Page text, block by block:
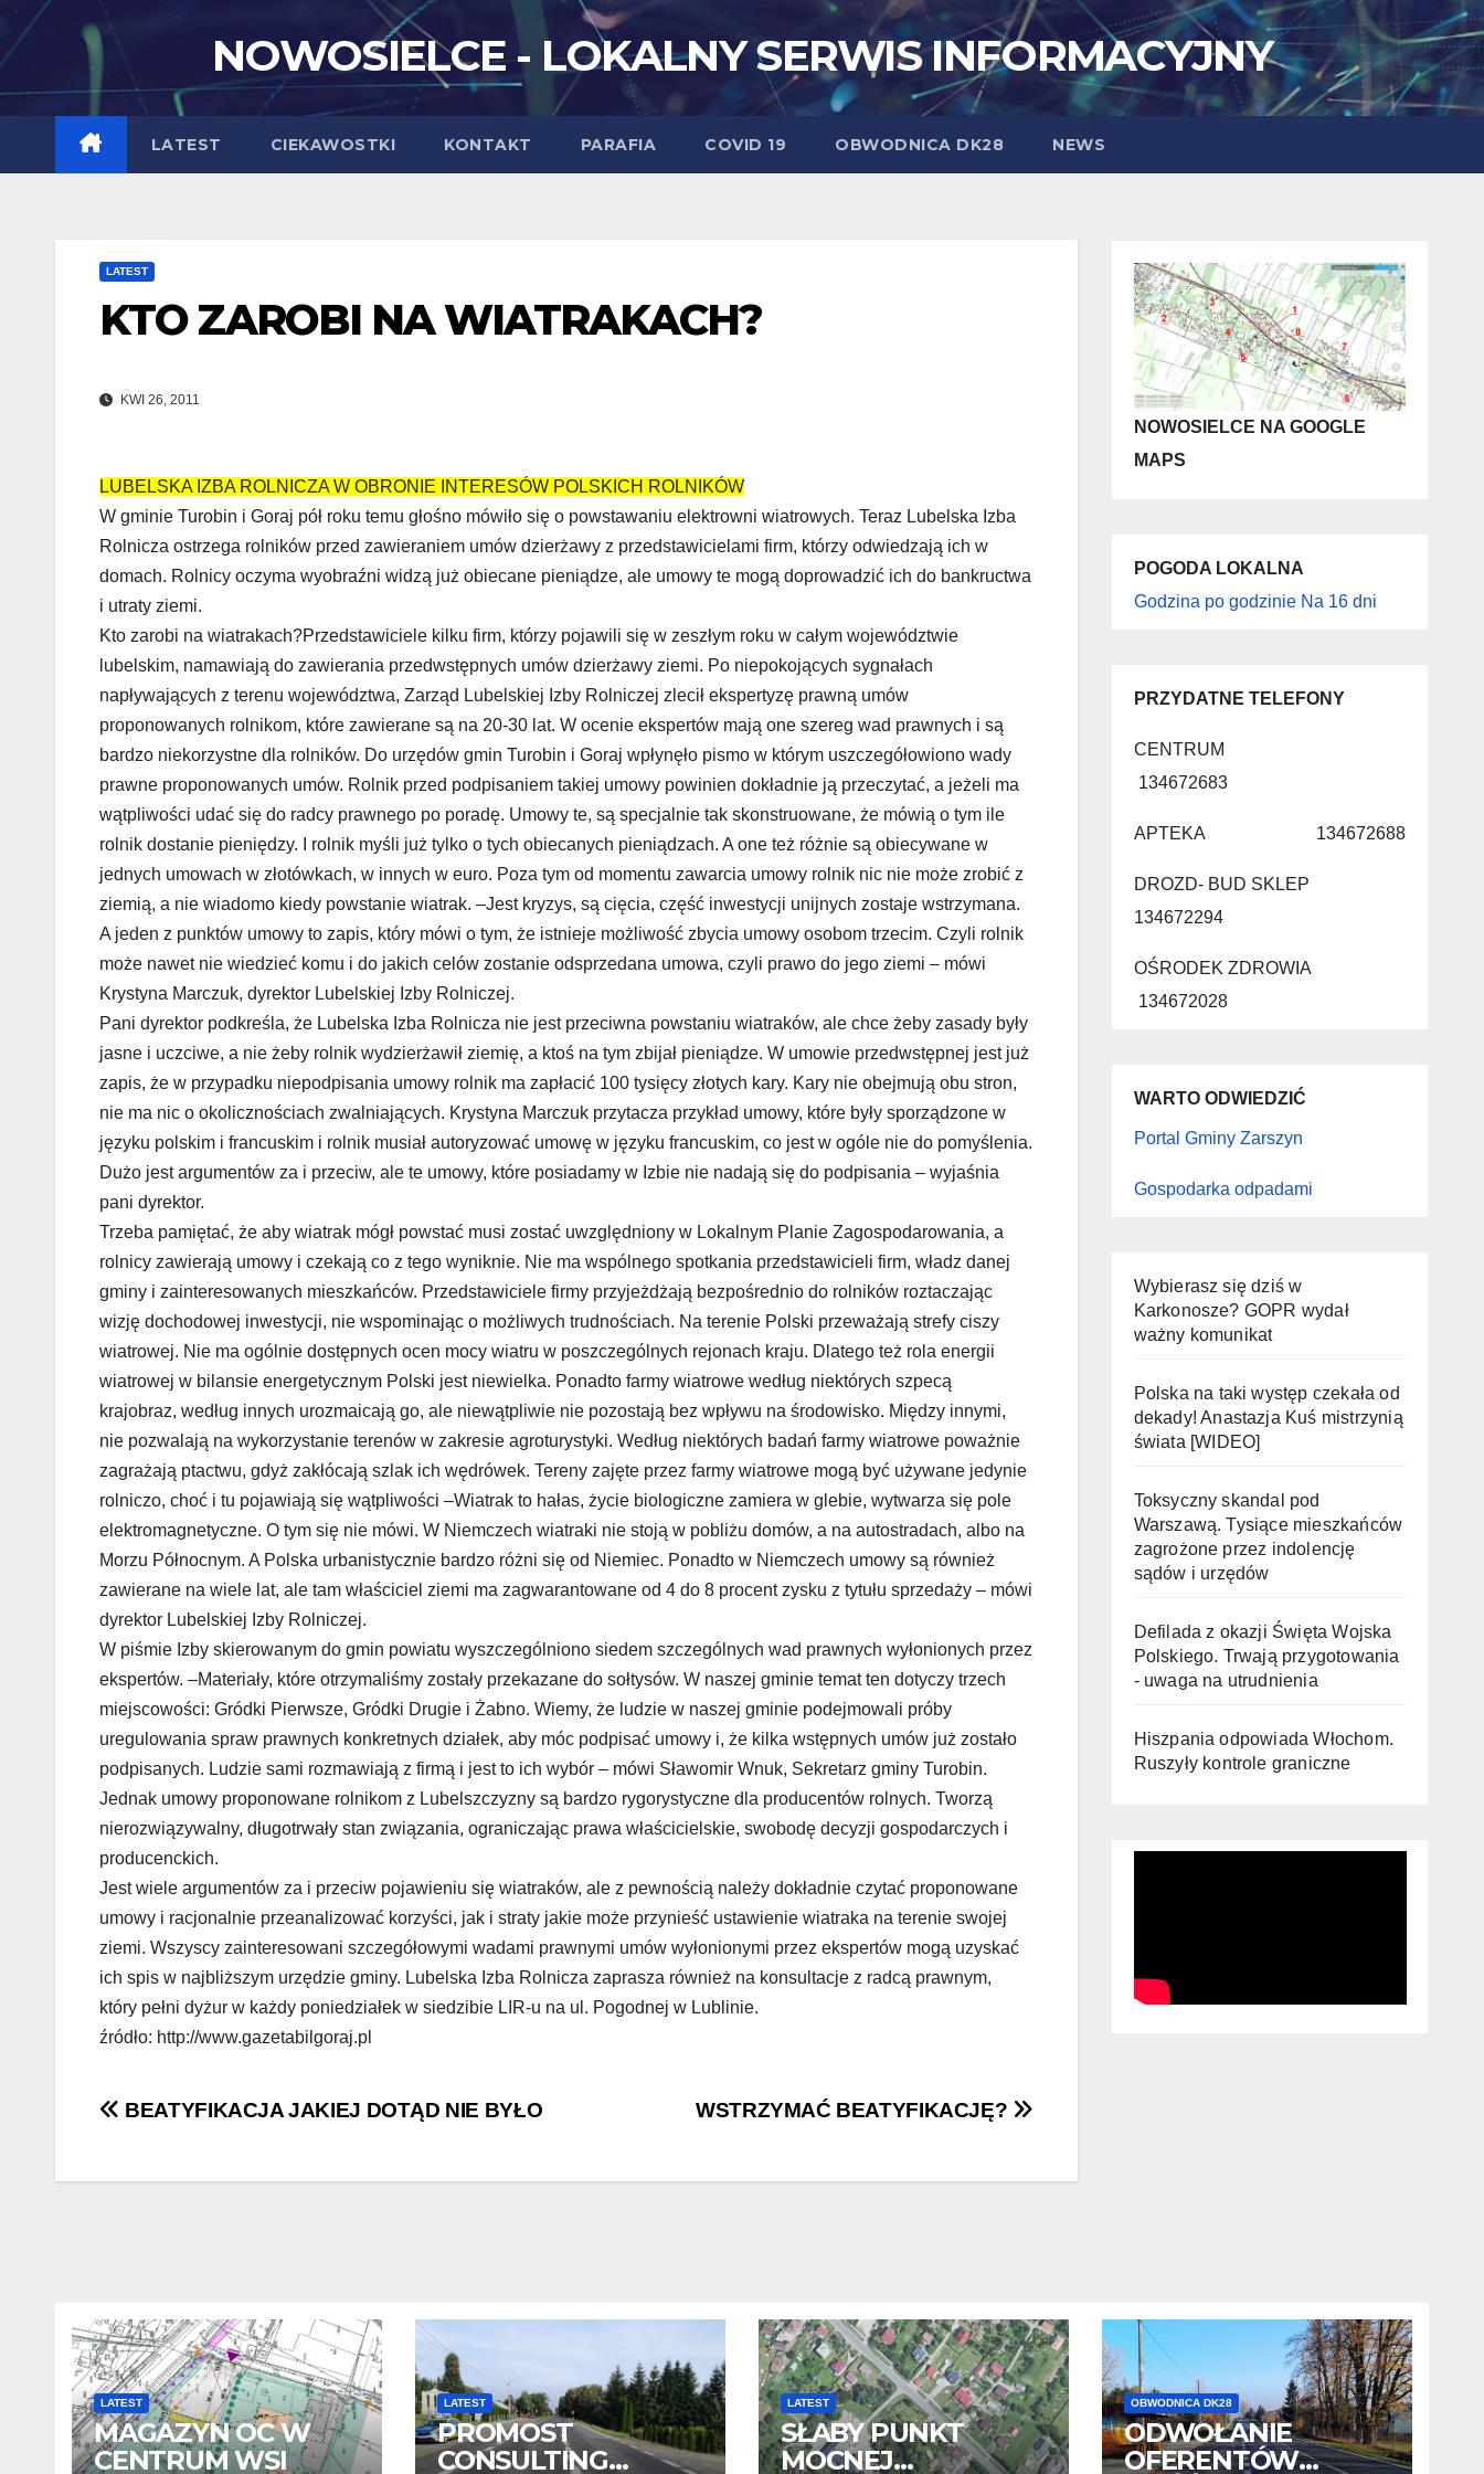
Skip
to
NOWOSIELCE - LOKALNY SERWIS INFORMACYJNY
LATEST CIEKAWOSTKI KONTAKT PARAFIA COVID 19 OBWODNICA DK28 NEWS
LATEST
KTO ZAROBI NA WIATRAKACH?
KWI 26, 2011
LUBELSKA IZBA ROLNICZA W OBRONIE INTERESÓW POLSKICH ROLNIKÓW
W gminie Turobin i Goraj pół roku temu głośno mówiło się o powstawaniu elektrowni wiatrowych. Teraz Lubelska Izba
Rolnicza ostrzega rolników przed zawieraniem umów dzierżawy z przedstawicielami firm, którzy odwiedzają ich w
domach. Rolnicy oczyma wyobraźni widzą już obiecane pieniądze, ale umowy te mogą doprowadzić ich do bankructwa
i utraty ziemi.
Kto zarobi na wiatrakach?Przedstawiciele kilku firm, którzy pojawili się w zeszłym roku w całym województwie
lubelskim, namawiają do zawierania przedwstępnych umów dzierżawy ziemi. Po niepokojących sygnałach
napływających z terenu województwa, Zarząd Lubelskiej Izby Rolniczej zlecił ekspertyzę prawną umów
proponowanych rolnikom, które zawierane są na 20-30 lat. W ocenie ekspertów mają one szereg wad prawnych i są
bardzo niekorzystne dla rolników. Do urzędów gmin Turobin i Goraj wpłynęło pismo w którym uszczegółowiono wady
prawne proponowanych umów. Rolnik przed podpisaniem takiej umowy powinien dokładnie ją przeczytać, a jeżeli ma
wątpliwości udać się do radcy prawnego po poradę. Umowy te, są specjalnie tak skonstruowane, że mówią o tym ile
rolnik dostanie pieniędzy. I rolnik myśli już tylko o tych obiecanych pieniądzach. A one też różnie są obiecywane w
jednych umowach w złotówkach, w innych w euro. Poza tym od momentu zawarcia umowy rolnik nic nie może zrobić z
ziemią, a nie wiadomo kiedy powstanie wiatrak. –Jest kryzys, są cięcia, część inwestycji unijnych zostaje wstrzymana.
A jeden z punktów umowy to zapis, który mówi o tym, że istnieje możliwość zbycia umowy osobom trzecim. Czyli rolnik
może nawet nie wiedzieć komu i do jakich celów zostanie odsprzedana umowa, czyli prawo do jego ziemi – mówi
Krystyna Marczuk, dyrektor Lubelskiej Izby Rolniczej.
Pani dyrektor podkreśla, że Lubelska Izba Rolnicza nie jest przeciwna powstaniu wiatraków, ale chce żeby zasady były
jasne i uczciwe, a nie żeby rolnik wydzierżawił ziemię, a ktoś na tym zbijał pieniądze. W umowie przedwstępnej jest już
zapis, że w przypadku niepodpisania umowy rolnik ma zapłacić 100 tysięcy złotych kary. Kary nie obejmują obu stron,
nie ma nic o okolicznościach zwalniających. Krystyna Marczuk przytacza przykład umowy, które były sporządzone w
języku polskim i francuskim i rolnik musiał autoryzować umowę w języku francuskim, co jest w ogóle nie do pomyślenia.
Dużo jest argumentów za i przeciw, ale te umowy, które posiadamy w Izbie nie nadają się do podpisania – wyjaśnia
pani dyrektor.
Trzeba pamiętać, że aby wiatrak mógł powstać musi zostać uwzględniony w Lokalnym Planie Zagospodarowania, a
rolnicy zawierają umowy i czekają co z tego wyniknie. Nie ma wspólnego spotkania przedstawicieli firm, władz danej
gminy i zainteresowanych mieszkańców. Przedstawiciele firmy przyjeżdżają bezpośrednio do rolników roztaczając
wizję dochodowej inwestycji, nie wspominając o możliwych trudnościach. Na terenie Polski przeważają strefy ciszy
wiatrowej. Nie ma ogólnie dostępnych ocen mocy wiatru w poszczególnych rejonach kraju. Dlatego też rola energii
wiatrowej w bilansie energetycznym Polski jest niewielka. Ponadto farmy wiatrowe według niektórych szpecą
krajobraz, według innych urozmaicają go, ale niewątpliwie nie pozostają bez wpływu na środowisko. Między innymi,
nie pozwalają na wykorzystanie terenów w zakresie agroturystyki. Według niektórych badań farmy wiatrowe poważnie
zagrażają ptactwu, gdyż zakłócają szlak ich wędrówek. Tereny zajęte przez farmy wiatrowe mogą być używane jedynie
rolniczo, choć i tu pojawiają się wątpliwości –Wiatrak to hałas, życie biologiczne zamiera w glebie, wytwarza się pole
elektromagnetyczne. O tym się nie mówi. W Niemczech wiatraki nie stoją w pobliżu domów, a na autostradach, albo na
Morzu Północnym. A Polska urbanistycznie bardzo różni się od Niemiec. Ponadto w Niemczech umowy są również
zawierane na wiele lat, ale tam właściciel ziemi ma zagwarantowane od 4 do 8 procent zysku z tytułu sprzedaży – mówi
dyrektor Lubelskiej Izby Rolniczej.
W piśmie Izby skierowanym do gmin powiatu wyszczególniono siedem szczególnych wad prawnych wyłonionych przez
ekspertów. –Materiały, które otrzymaliśmy zostały przekazane do sołtysów. W naszej gminie temat ten dotyczy trzech
miejscowości: Gródki Pierwsze, Gródki Drugie i Żabno. Wiemy, że ludzie w naszej gminie podejmowali próby
uregulowania spraw prawnych konkretnych działek, aby móc podpisać umowy i, że kilka wstępnych umów już zostało
podpisanych. Ludzie sami rozmawiają z firmą i jest to ich wybór – mówi Sławomir Wnuk, Sekretarz gminy Turobin.
Jednak umowy proponowane rolnikom z Lubelszczyzny są bardzo rygorystyczne dla producentów rolnych. Tworzą
nierozwiązywalny, długotrwały stan związania, ograniczając prawa właścicielskie, swobodę decyzji gospodarczych i
producenckich.
Jest wiele argumentów za i przeciw pojawieniu się wiatraków, ale z pewnością należy dokładnie czytać proponowane
umowy i racjonalnie przeanalizować korzyści, jak i straty jakie może przynieść ustawienie wiatraka na terenie swojej
ziemi. Wszyscy zainteresowani szczegółowymi wadami prawnymi umów wyłonionymi przez ekspertów mogą uzyskać
ich spis w najbliższym urzędzie gminy. Lubelska Izba Rolnicza zaprasza również na konsultacje z radcą prawnym,
który pełni dyżur w każdy poniedziałek w siedzibie LIR-u na ul. Pogodnej w Lublinie.
źródło: http://www.gazetabilgoraj.pl
Nawigacja
WSTRZYMAĆ BEATYFIKACJĘ?
BEATYFIKACJA JAKIEJ DOTĄD NIE BYŁO
NOWOSIELCE NA GOOGLE
MAPS
POGODA LOKALNA
Godzina po godzinie Na 16 dni
PRZYDATNE TELEFONY
CENTRUM
134672683
APTEKA 134672688
DROZD- BUD SKLEP
134672294
OŚRODEK ZDROWIA
134672028
WARTO ODWIEDZIĆ
Portal Gminy Zarszyn
Gospodarka odpadami
Wybierasz się dziś w
Karkonosze? GOPR wydał
ważny komunikat
Polska na taki występ czekała od
dekady! Anastazja Kuś mistrzynią
świata [WIDEO]
Toksyczny skandal pod
Warszawą. Tysiące mieszkańców
zagrożone przez indolencję
sądów i urzędów
Defilada z okazji Święta Wojska
Polskiego. Trwają przygotowania
- uwaga na utrudnienia
Hiszpania odpowiada Włochom.
Ruszyły kontrole graniczne
LATEST
MAGAZYN OC W
CENTRUM WSI
LATEST
PROMOST
CONSULTING
LATEST
SŁABY PUNKT
MOCNEJ
OBWODNICA DK28
ODWOŁANIE
OFERENTÓW